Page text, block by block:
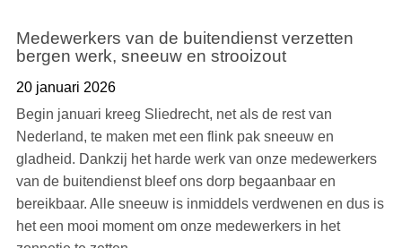
Medewerkers van de buitendienst verzetten
bergen werk, sneeuw en strooizout
20 januari 2026
Begin januari kreeg Sliedrecht, net als de rest van
Nederland, te maken met een flink pak sneeuw en
gladheid. Dankzij het harde werk van onze medewerkers
van de buitendienst bleef ons dorp begaanbaar en
bereikbaar. Alle sneeuw is inmiddels verdwenen en dus is
het een mooi moment om onze medewerkers in het